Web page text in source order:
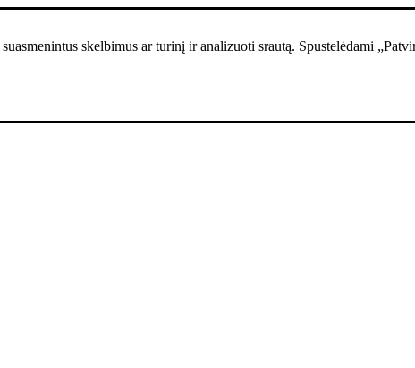
skelbimus ar turinį ir analizuoti srautą. Spustelėdami